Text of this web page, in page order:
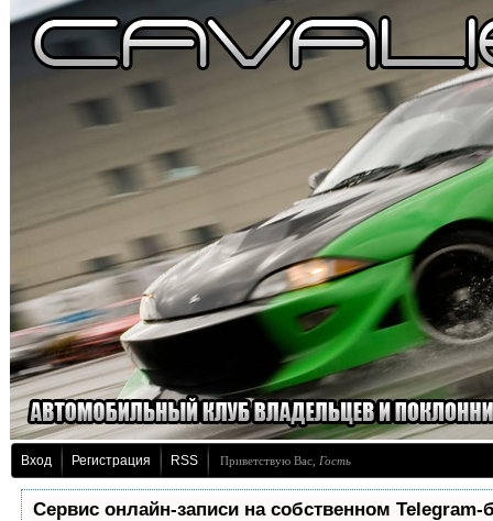
Вход Регистрация RSS Приветствую Вас Гость
Сервис онлайн-записи на собственном Telegram-